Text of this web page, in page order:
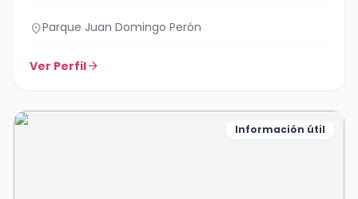
location_onParque Juan Domingo Perón
Ver Perfilarrow_forward
Información útil